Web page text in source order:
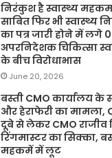
निरंकुश है स्वास्थ्य
साबित फिर भी स्वास्थ्य
का पत्र जारी होने में लगे
अपरनिदेशक चिकित्सा
के बीच विरोधाभास
June 20, 2026
बस्ती CMO कार्यालय के
और हेराफेरी का मामला,
दूबे से लेकर CMO
रिंगमास्टर का सिक्का,
महकमें में लूट